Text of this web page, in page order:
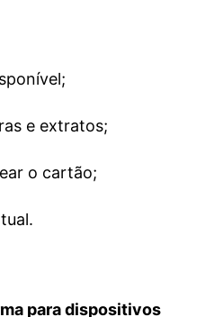
e extratos;
o cartão;
para dispositivos